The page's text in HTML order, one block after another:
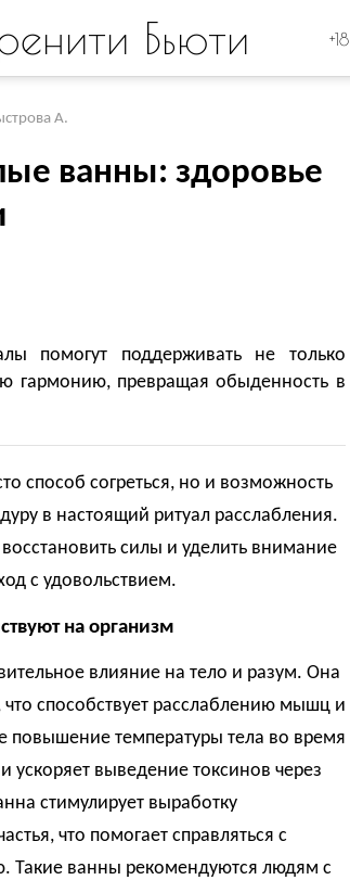
Бьюти +18
А.
ванны: здоровье
помогут поддерживать не только
гармонию, превращая обыденность в
способ согреться, но и возможность
в настоящий ритуал расслабления.
силы и уделить внимание
с удовольствием.
на организм
влияние на тело и разум. Она
способствует расслаблению мышц и
повышение температуры тела во время
ускоряет выведение токсинов через
стимулирует выработку
что помогает справляться с
Такие ванны рекомендуются людям с